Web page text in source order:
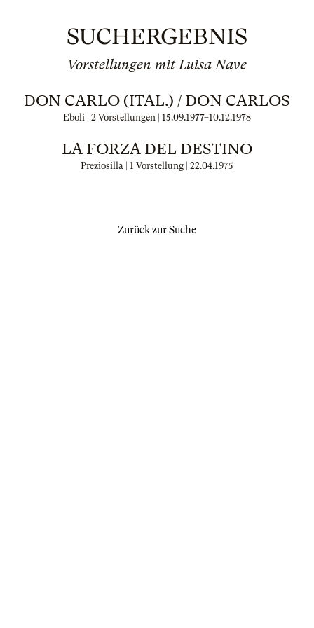
SUCHERGEBNIS
Vorstellungen mit Luisa Nave
DON CARLO (ITAL.) / DON CARLOS
Eboli | 2 Vorstellungen | 15.09.1977–10.12.1978
LA FORZA DEL DESTINO
Preziosilla | 1 Vorstellung | 22.04.1975
Zurück zur Suche